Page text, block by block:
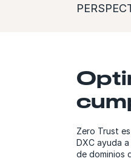
Zero Trust
DXC ayuda
de dominios